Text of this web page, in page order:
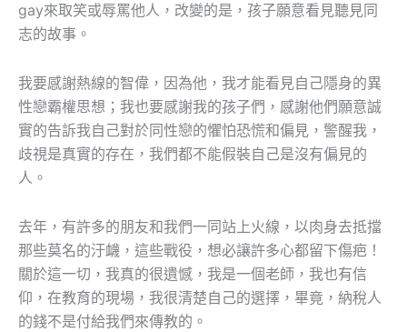
gay來取笑或辱罵他人，改變的是，孩子願意看見聽見同
志的故事。
我要感謝熱線的智偉，因為他，我才能看見自己隱身的異
性戀霸權思想；我也要感謝我的孩子們，感謝他們願意誠
實的告訴我自己對於同性戀的懼怕恐慌和偏見，警醒我，
歧視是真實的存在，我們都不能假裝自己是沒有偏見的
人。
去年，有許多的朋友和我們一同站上火線，以肉身去抵擋
那些莫名的汙衊，這些戰役，想必讓許多心都留下傷疤！
關於這一切，我真的很遺憾，我是一個老師，我也有信
仰，在教育的現場，我很清楚自己的選擇，畢竟，納稅人
的錢不是付給我們來傳教的。